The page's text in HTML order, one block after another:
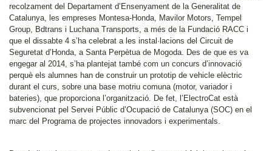
recolzament del Departament d’Ensenyament de la Generalitat de
Catalunya, les empreses Montesa-Honda, Mavilor Motors, Tempel
Group, Bdtrans i Luchana Transports, a més de la Fundació RACC i
que el dissabte 4 s’ha celebrat a les instal·lacions del Circuit de
Seguretat d’Honda, a Santa Perpètua de Mogoda. Des de que es va
engegar al 2014, s’ha plantejat també com un concurs d’innovació
perquè els alumnes han de construir un prototip de vehicle elèctric
durant el curs, sobre una base motriu comuna (motor, variador i
bateries), que proporciona l’organització. De fet, l’ElectroCat està
subvencionat pel Servei Públic d’Ocupació de Catalunya (SOC) en el
marc del Programa de projectes innovadors i experimentals.